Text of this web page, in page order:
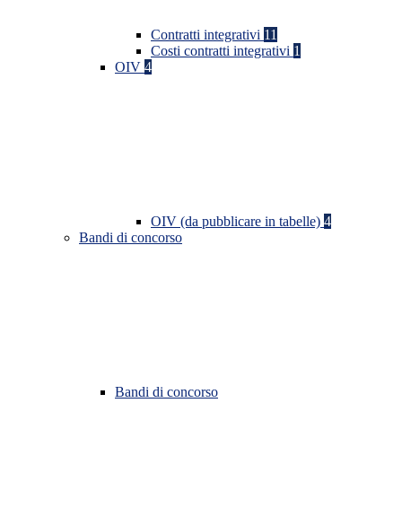
Contratti integrativi 11
Costi contratti integrativi 1
OIV 4
OIV (da pubblicare in tabelle) 4
Bandi di concorso
Bandi di concorso